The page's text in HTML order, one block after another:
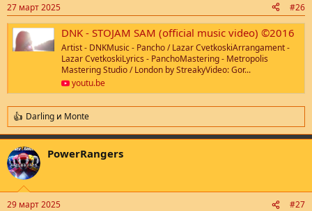
s
:
27 март 2025 #26
DNK - STOJAM SAM (official music video) ©2016
Artist - DNKMusic - Pancho / Lazar CvetkoskiArrangament -
Lazar CvetkoskiLyrics - PanchoMastering - Metropolis
Mastering Studio / London by StreakyVideo: Gor...
youtu.be
R
e
a
c
t
i
Darling и Monte
PowerRangers
29 март 2025 #27